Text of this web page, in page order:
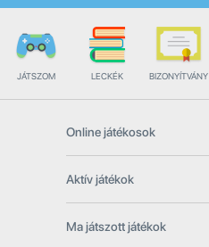
JÁTSZOM LECKÉK BIZONYÍTVÁNY
Online játékosok
Aktív játékok
Ma játszott játékok